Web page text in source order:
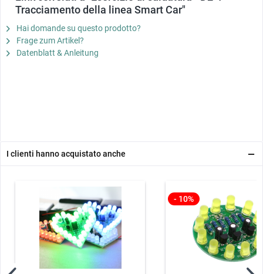
Tracciamento della linea Smart Car"
Hai domande su questo prodotto?
Frage zum Artikel?
Datenblatt & Anleitung
I clienti hanno acquistato anche
- 10%